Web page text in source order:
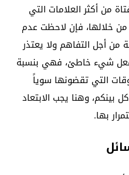
من أكثر العلامات التي
من خلالها، فإن لاحظت عدم
أجل التفاهم ولا يعتذر
شيء خاطئ، فهي بنسبة
التي تقضونها سوياً
بينكم، وهنا يجب الابتعاد
بها.